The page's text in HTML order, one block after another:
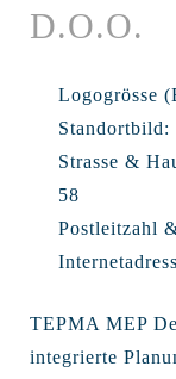
D.O.O.
Logogrösse
Standortbild:
Strasse &
58
Postleitzahl
TEPMA MEP
integrierte